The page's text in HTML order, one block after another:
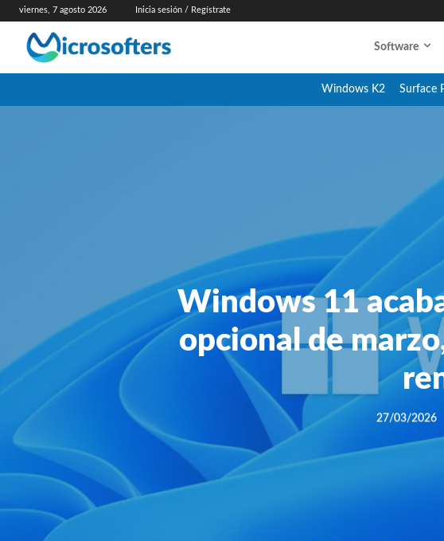
viernes, 7 agosto 2026 Inicia sesión / Regístrate
Software
Windows K2 Surface
Windows 11
opcional de
27/03/2026